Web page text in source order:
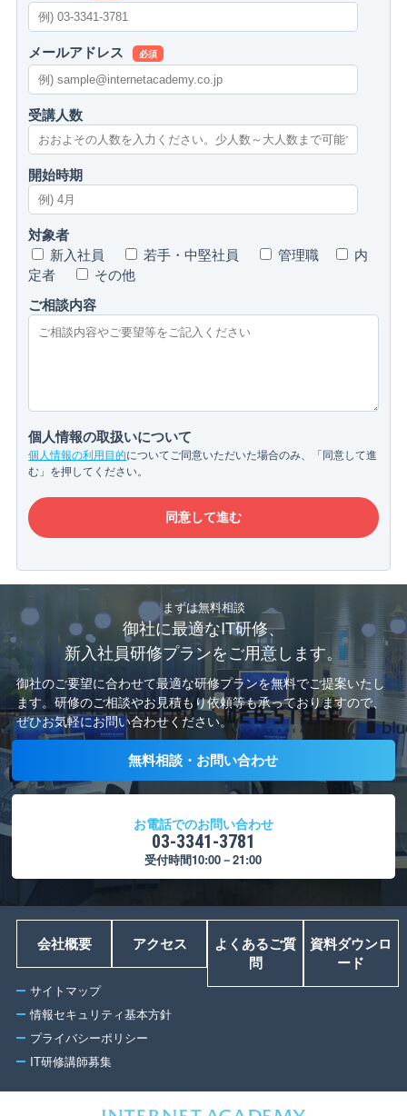
メールアドレス 必須
受講人数
開始時期
対象者
新入社員 若手・中堅社員 管理職
内
定者
その他
ご相談内容
個人情報の取扱いについて
個人情報の利用目的についてご同意いただいた場合のみ、「同意して進
む」を押してください。
まずは無料相談
御社に最適なIT研修、
新入社員研修プランをご用意します。
御社のご要望に合わせて最適な研修プランを無料でご提案いたし
ます。 研修のご相談やお見積もり依頼等も承っておりますので、
ぜひお気軽にお問い合わせください。
無料相談・お問い合わせ
お電話でのお問い合わせ
03-3341-3781
受付時間10:00－21:00
サイトマップ
情報セキュリティ基本方針
プライバシーポリシー
IT研修講師募集
会社概要 アクセス
よくあるご質
問
資料ダウンロ
ード